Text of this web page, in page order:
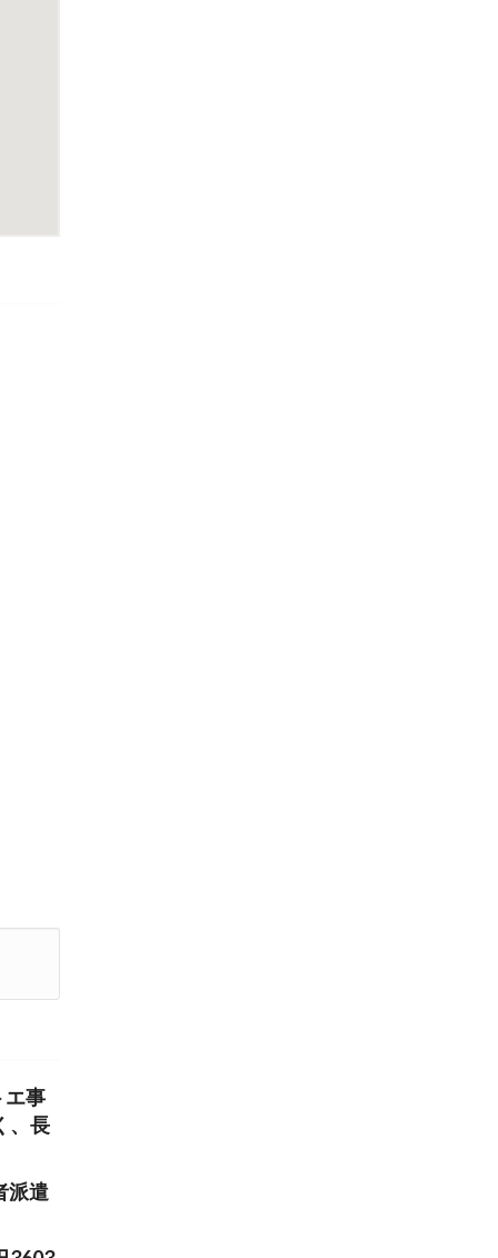
エ事
、長
派遣